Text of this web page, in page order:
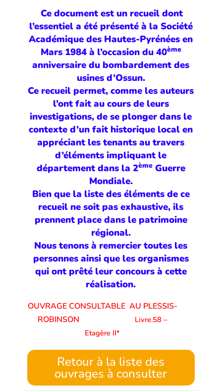
Ce document est un recueil dont
l’essentiel a été présenté à la Société
Académique des Hautes-Pyrénées en
Mars 1984 à l’occasion du 40ème
anniversaire du bombardement des
usines d’Ossun.
Ce recueil permet, comme les auteurs
l’ont fait au cours de leurs
investigations, de se plonger dans le
contexte d’un fait historique local en
appréciant les tenants au travers
d’éléments impliquant le
département dans la 2èmeGuerre
Mondiale.
Bien que la liste des éléments de ce
recueil ne soit pas exhaustive, ils
prennent place dans le patrimoine
régional.
Nous tenons à remercier toutes les
personnes ainsi que les organismes
qui ont prêté leur concours à cette
réalisation.
OUVRAGE CONSULTABLE AU PLESSIS-
ROBINSON Livre.58 –
Etagère II*
Retour à la liste des
ouvrages à consulter